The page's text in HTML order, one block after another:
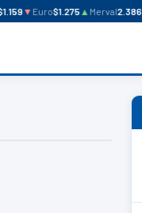
▼Euro$1.275▲Merval